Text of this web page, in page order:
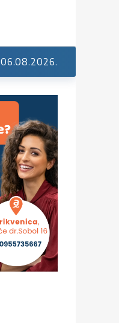
06.08.2026.